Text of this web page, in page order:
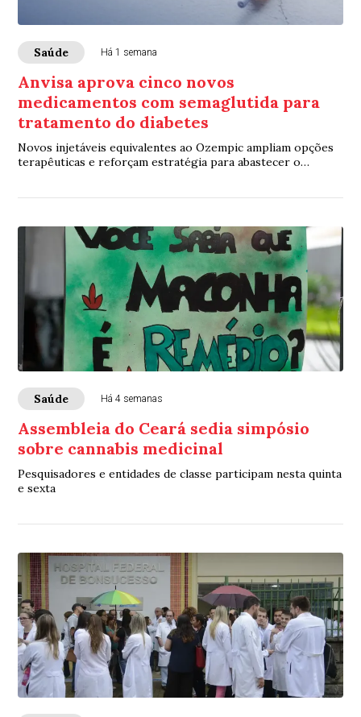
Saúde Há 1 semana
Anvisa aprova cinco novos
medicamentos com semaglutida para
tratamento do diabetes
Novos injetáveis equivalentes ao Ozempic ampliam opções
terapêuticas e reforçam estratégia para abastecer o
Saúde Há 4 semanas
Assembleia do Ceará sedia simpósio
sobre cannabis medicinal
Pesquisadores e entidades de classe participam nesta quinta
e sexta